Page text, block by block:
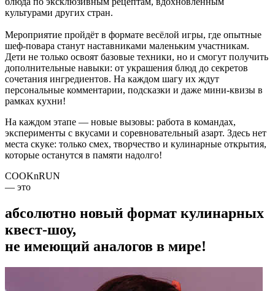
культурами других стран.
Мероприятие пройдёт в формате весёлой игры, где опытные
шеф-повара станут наставниками маленьким участникам.
Дети не только освоят базовые техники, но и смогут получить
дополнительные навыки: от украшения блюд до секретов
сочетания ингредиентов. На каждом шагу их ждут
персональные комментарии, подсказки и даже мини-квизы в
рамках кухни!
На каждом этапе — новые вызовы: работа в командах,
эксперименты с вкусами и соревновательный азарт. Здесь нет
места скуке: только смех, творчество и кулинарные открытия,
которые останутся в памяти надолго!
COOKnRUN
— это
абсолютно новый формат кулинарных
квест-шоу,
не имеющий аналогов в мире!